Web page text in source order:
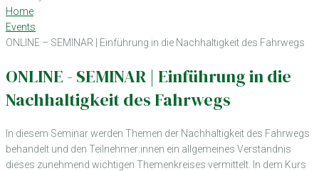
Home
Events
ONLINE – SEMINAR | Einführung in die Nachhaltigkeit des Fahrwegs
ONLINE - SEMINAR | Einführung in die
Nachhaltigkeit des Fahrwegs
In diesem Seminar werden Themen der Nachhaltigkeit des Fahrwegs
behandelt und den Teilnehmer:innen ein allgemeines Verständnis
dieses zunehmend wichtigen Themenkreises vermittelt. In dem Kurs